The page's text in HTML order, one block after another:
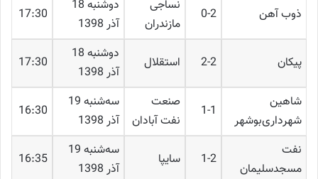
ذوب آهن 0-2
نساجی
مازندران
دوشنبه 18
آذر 1398
17:30
پیکان 2-2 استقلال
دوشنبه 18
آذر 1398
17:30
شاهین
شهرداری‌بوشهر
1-1
صنعت
نفت آبادان
ﺳﻪشنبه 19
آذر 1398
16:30
نفت‌
مسجدسلیمان
1-2 سایپا
ﺳﻪشنبه 19
آذر 1398
16:35